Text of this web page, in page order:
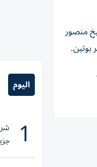
منصور
بوتين.
اليوم
1